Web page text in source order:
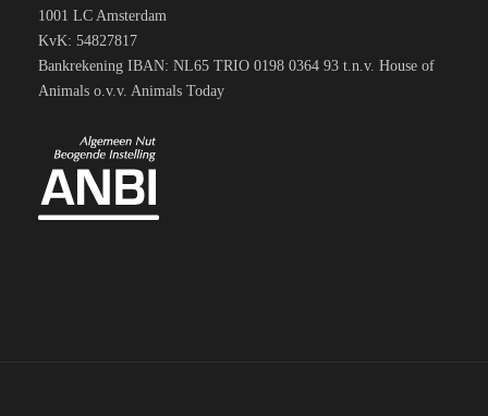
1001 LC Amsterdam
KvK: 54827817
Bankrekening IBAN: NL65 TRIO 0198 0364 93 t.n.v. House of
Animals o.v.v. Animals Today